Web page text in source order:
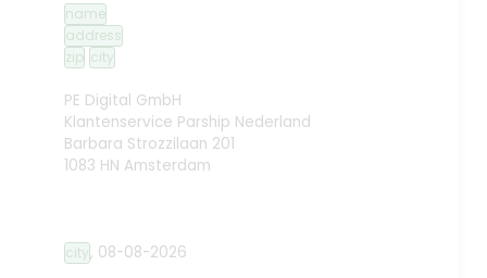
name
address
zip city
PE Digital GmbH
Klantenservice Parship Nederland
Barbara Strozzilaan 201
1083 HN Amsterdam
city, 08-08-2026